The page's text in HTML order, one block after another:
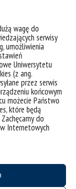
wagę do
serwisy
umożliwienia
Uniwersytetu
(z ang.
przez serwis
końcowym
możecie Państwo
które będą
do
Internetowych